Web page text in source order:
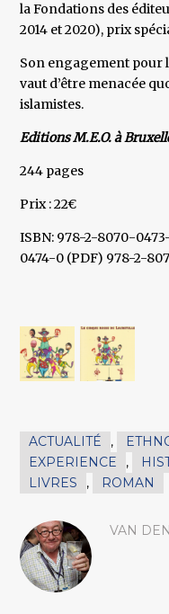
la Fondations des
2014 et 2020), prix
Son engagement pour
vaut d’être menacée
islamistes.
Editions M.E.O. à
244 pages
Prix : 22€
ISBN: 978-2-8070-
0474-0 (PDF) 978-2-
ACTUALITÉ ,
EXPERIENCE
,
LIVRES
, ROMAN
VAN